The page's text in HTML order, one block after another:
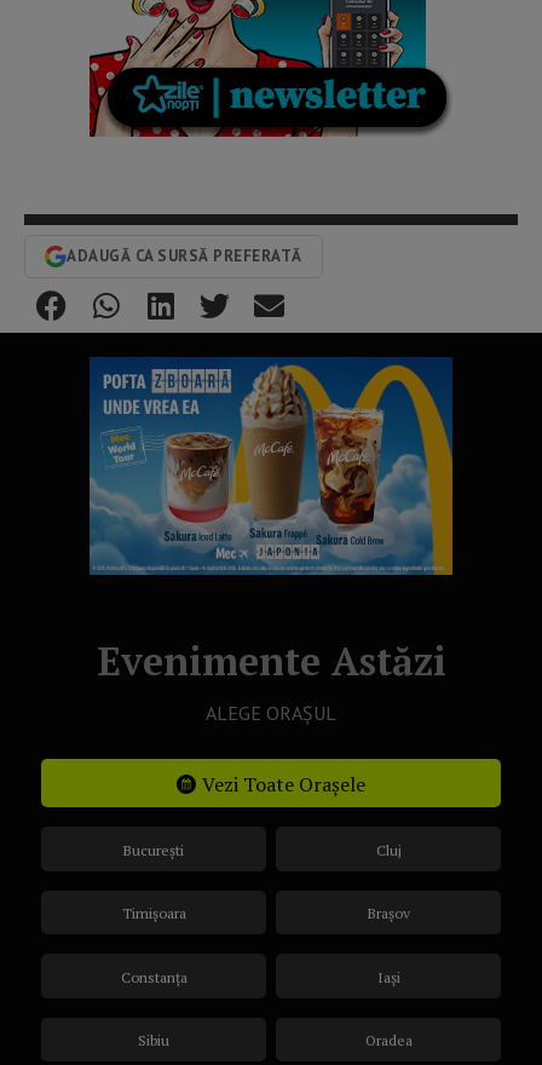
ADAUGĂ CA SURSĂ PREFERATĂ
Evenimente Astăzi
ALEGE ORAȘUL
Vezi Toate Orașele
București
Timișoara
Constanța
Sibiu
Cluj
Brașov
Iași
Oradea